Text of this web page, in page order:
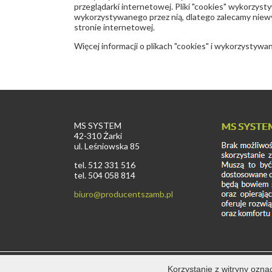
przeglądarki internetowej. Pliki "cookies"
wykorzystywanego przez nią, dlatego zalecamy
stronie internetowej.
Więcej informacji o plikach "cookies" i
MS SYSTEM
42-310Żarki
ul.Leśniowska 85
tel. 512 331 516
tel. 504 058 814
biuro@producentszamb.pl
Korzystanie z witryny